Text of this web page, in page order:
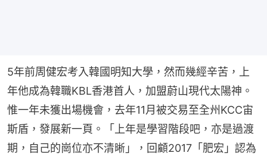
5年前周健宏考入韓國明知大學，然而幾經辛苦，上
年他成為韓職KBL香港首人，加盟蔚山現代太陽神。
惟一年未獲出場機會，去年11月被交易至全州KCC宙
斯盾，發展新一頁。「上年是學習階段吧，亦是過渡
期，自己的崗位亦不清晰」，回顧2017「肥宏」認為